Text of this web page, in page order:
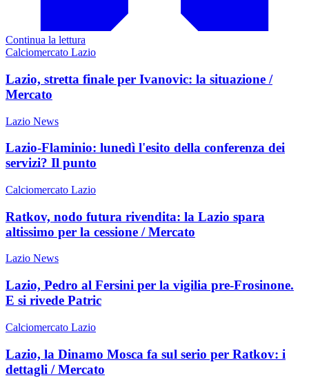
Continua la lettura
Calciomercato Lazio
Lazio, stretta finale per Ivanovic: la situazione /
Mercato
Lazio News
Lazio-Flaminio: lunedì l'esito della conferenza dei
servizi? Il punto
Calciomercato Lazio
Ratkov, nodo futura rivendita: la Lazio spara
altissimo per la cessione / Mercato
Lazio News
Lazio, Pedro al Fersini per la vigilia pre-Frosinone.
E si rivede Patric
Calciomercato Lazio
Lazio, la Dinamo Mosca fa sul serio per Ratkov: i
dettagli / Mercato